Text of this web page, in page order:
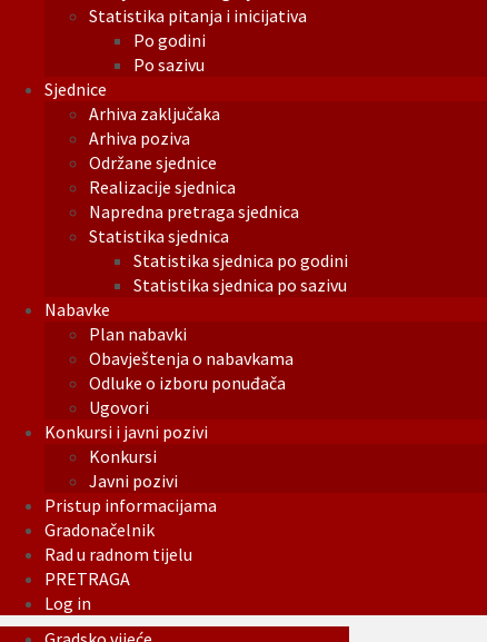
Statistika pitanja i inicijativa
Po godini
Po sazivu
Sjednice
Arhiva zaključaka
Arhiva poziva
Održane sjednice
Realizacije sjednica
Napredna pretraga sjednica
Statistika sjednica
Statistika sjednica po godini
Statistika sjednica po sazivu
Nabavke
Plan nabavki
Obavještenja o nabavkama
Odluke o izboru ponuđača
Ugovori
Konkursi i javni pozivi
Konkursi
Javni pozivi
Pristup informacijama
Gradonačelnik
Rad u radnom tijelu
PRETRAGA
Log in